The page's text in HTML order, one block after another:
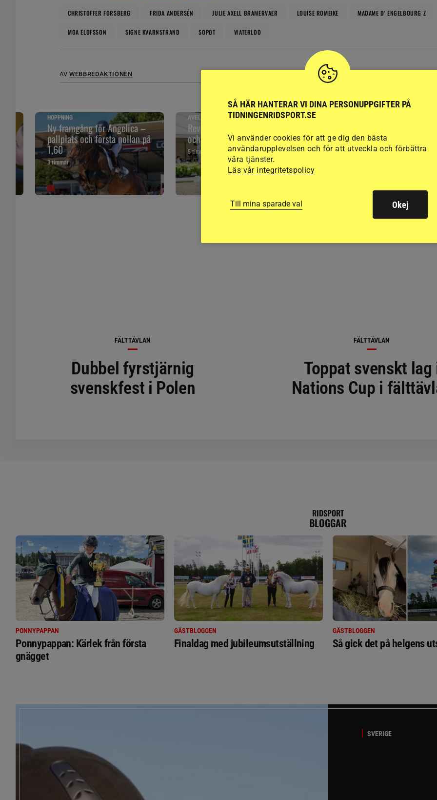
CHRISTOFFER FORSBERG FRIDA ANDERSÉN JULIE AXELL BRAMERVAER LOUISE ROMEIKE MADAME D' ENGELBOURG Z
MOA ELOFSSON SIGNE KVARNSTRAND SOPOT WATERLOO
AV WEBBREDAKTIONEN
SENAST
HOPPNING
Ny framgång för Angelica –
pallplats och första nollan på
1,60
3 timmar
AVEL, DRESSYR
Revanschsegern tar Linnéa
och ”Sune” vidare till final
5 timmar
i två dygn – försökte räddas
6 timmar
FÄLTTÄVLAN
Dubbel fyrstjärnig
svenskfest i Polen
FÄLTTÄVLAN
Toppat svenskt lag
Nations Cup i
RIDSPORT
BLOGGAR
PONNYPAPPAN
Ponnypappan: Kärlek från första
gnägget
GÄSTBLOGGEN
Finaldag med jubileumsutställning
GÄSTBLOGGEN
Så gick det på helgens
SVERIGE
SÅ HÄR HANTERAR VI DINA PERSONUPPGIFTER PÅ
TIDNINGENRIDSPORT.SE
Vi använder cookies för att ge dig den bästa
användarupplevelsen och för att utveckla och förbättra
våra tjänster.
Läs vår integritetspolicy
Till mina sparade val Okej